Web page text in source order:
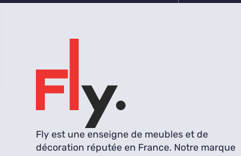
Fly est une enseigne de meubles et de
décoration réputée en France. Notre marque